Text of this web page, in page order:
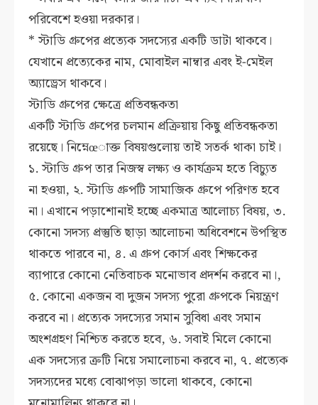
পরিবেশে হওয়া দরকার।
* স্টাডি গ্রুপের প্রত্যেক সদস্যের একটি ডাটা থাকবে।
যেখানে প্রত্যেকের নাম, মোবাইল নাম্বার এবং ই-মেইল
অ্যাড্রেস থাকবে।
স্টাডি গ্রুপের ক্ষেত্রে প্রতিবন্ধকতা
একটি স্টাডি গ্রুপের চলমান প্রক্রিয়ায় কিছু প্রতিবন্ধকতা
রয়েছে। নিম্নেœাক্ত বিষয়গুলোয় তাই সতর্ক থাকা চাই।
১. স্টাডি গ্রুপ তার নিজস্ব লক্ষ্য ও কার্যক্রম হতে বিচ্যুত
না হওয়া, ২. স্টাডি গ্রুপটি সামাজিক গ্রুপে পরিণত হবে
না। এখানে পড়াশোনাই হচ্ছে একমাত্র আলোচ্য বিষয়, ৩.
কোনো সদস্য প্রস্তুতি ছাড়া আলোচনা অধিবেশনে উপস্থিত
থাকতে পারবে না, ৪. এ গ্রুপ কোর্স এবং শিক্ষকের
ব্যাপারে কোনো নেতিবাচক মনোভাব প্রদর্শন করবে না।,
৫. কোনো একজন বা দুজন সদস্য পুরো গ্রুপকে নিয়ন্ত্রণ
করবে না। প্রত্যেক সদস্যের সমান সুবিধা এবং সমান
অংশগ্রহণ নিশ্চিত করতে হবে, ৬. সবাই মিলে কোনো
এক সদস্যের ত্রুটি নিয়ে সমালোচনা করবে না, ৭. প্রত্যেক
সদস্যদের মধ্যে বোঝাপড়া ভালো থাকবে, কোনো